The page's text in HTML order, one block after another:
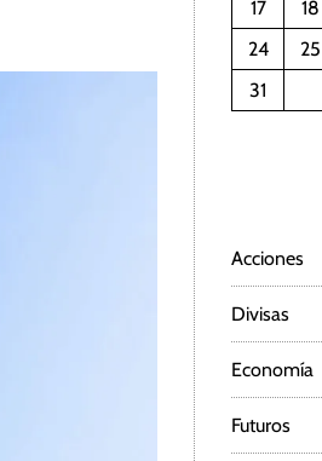
17
18
24
25
31
Acciones
Divisas
Economía
Futuros